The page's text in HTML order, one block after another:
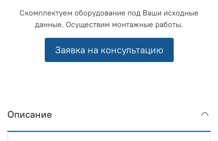
Скомплектуем оборудование под Ваши исходные
данные. Осуществим монтажные работы.
Заявка на консультацию
Описание